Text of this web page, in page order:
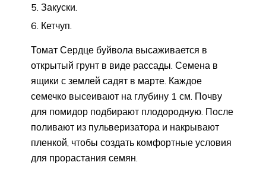
Закуски.
Кетчуп.
Томат Сердце буйвола высаживается в
открытый грунт в виде рассады. Семена в
ящики с землей садят в марте. Каждое
семечко высеивают на глубину 1 см. Почву
для помидор подбирают плодородную. После
поливают из пульверизатора и накрывают
пленкой, чтобы создать комфортные условия
для прорастания семян.